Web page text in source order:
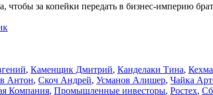
за копейки передать в бизнес-империю
, Каменщик Дмитрий, Канделаки Тина,
Антон, Скоч Андрей, Усманов Алишер, Чайка
Компания, Промышленные инвесторы, Ростех,